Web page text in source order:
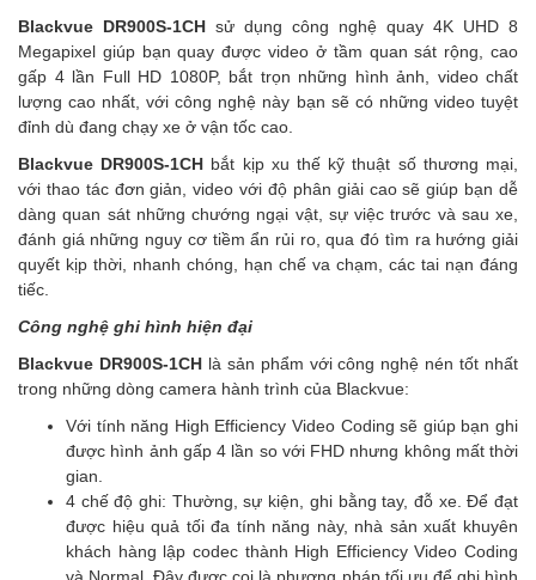
Blackvue DR900S-1CH sử dụng công nghệ quay 4K UHD 8
Megapixel giúp bạn quay được video ở tầm quan sát rộng, cao
gấp 4 lần Full HD 1080P, bắt trọn những hình ảnh, video chất
lượng cao nhất, với công nghệ này bạn sẽ có những video tuyệt
đỉnh dù đang chạy xe ở vận tốc cao.
Blackvue DR900S-1CH bắt kịp xu thế kỹ thuật số thương mại,
với thao tác đơn giản, video với độ phân giải cao sẽ giúp bạn dễ
dàng quan sát những chướng ngại vật, sự việc trước và sau xe,
đánh giá những nguy cơ tiềm ẩn rủi ro, qua đó tìm ra hướng giải
quyết kịp thời, nhanh chóng, hạn chế va chạm, các tai nạn đáng
tiếc.
Công nghệ ghi hình hiện đại
Blackvue DR900S-1CH là sản phẩm với công nghệ nén tốt nhất
trong những dòng camera hành trình của Blackvue:
Với tính năng High Efficiency Video Coding sẽ giúp bạn ghi
được hình ảnh gấp 4 lần so với FHD nhưng không mất thời
gian.
4 chế độ ghi: Thường, sự kiện, ghi bằng tay, đỗ xe. Để đạt
được hiệu quả tối đa tính năng này, nhà sản xuất khuyên
khách hàng lập codec thành High Efficiency Video Coding